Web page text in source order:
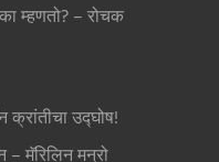
म्हणतो? – रोचक
क्रांतीचा उद्घोष!
मॅरिलिन मन्रो